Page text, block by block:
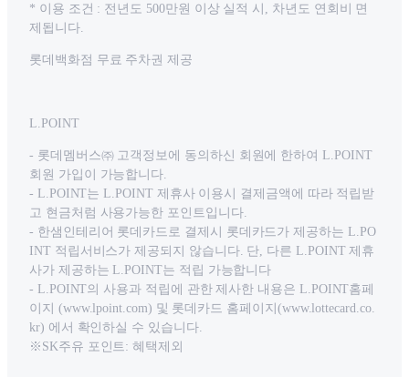
* 이용 조건 : 전년도 500만원 이상 실적 시, 차년도 연회비 면
제됩니다.
롯데백화점 무료 주차권 제공
L.POINT
- 롯데멤버스㈜ 고객정보에 동의하신 회원에 한하여 L.POINT
회원 가입이 가능합니다.
- L.POINT는 L.POINT 제휴사 이용시 결제금액에 따라 적립받
고 현금처럼 사용가능한 포인트입니다.
- 한샘인테리어 롯데카드로 결제시 롯데카드가 제공하는 L.PO
INT 적립서비스가 제공되지 않습니다. 단, 다른 L.POINT 제휴
사가 제공하는 L.POINT는 적립 가능합니다
- L.POINT의 사용과 적립에 관한 제사한 내용은 L.POINT홈페
이지 (www.lpoint.com) 및 롯데카드 홈페이지(www.lottecard.co.
kr) 에서 확인하실 수 있습니다.
※SK주유 포인트: 혜택제외